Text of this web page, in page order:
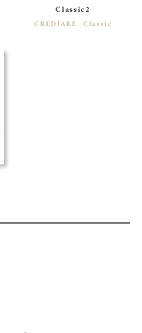
Classic2
CREDIARE Classic